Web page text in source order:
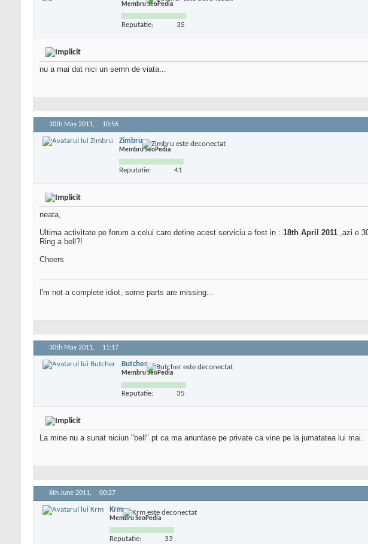
Membru SeoPedia
Reputatie: 35
nu a mai dat nici un semn de viata...
30th May 2011, 10:56
Zimbru
Membru SeoPedia
Reputatie: 41
neata,
Ultima activitate pe forum a celui care detine acest serviciu a fost in : 18th April 2011 ,azi e
Ring a bell?!
Cheers
I'm not a complete idiot, some parts are missing...
30th May 2011, 11:17
Butcher
Membru SeoPedia
Reputatie: 35
La mine nu a sunat niciun "bell" pt ca ma anuntase pe private ca vine pe la jumatatea lui mai.
6th June 2011, 00:27
Krm
Membru SeoPedia
Reputatie: 33